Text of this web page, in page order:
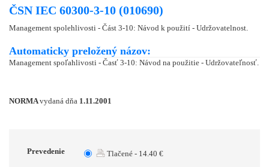
ČSN IEC 60300-3-10 (010690)
Management spolehlivosti - Část 3-10: Návod k použití - Udržovatelnost.
Automaticky preložený názov:
Management spoľahlivosti - Časť 3-10: Návod na použitie - Udržovateľnosť.
NORMAvydaná dňa 1.11.2001
Prevedenie Tlačené - 14.40 €